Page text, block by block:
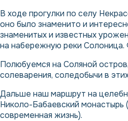
В ходе прогулки по селу
оно было знаменито и
знаменитых и известных
на набережную реки Солоница.
Полюбуемся на Соляной
солеварения, соледобычи в
Дальше наш маршрут на
Николо-Бабаевский монастырь
современная жизнь).